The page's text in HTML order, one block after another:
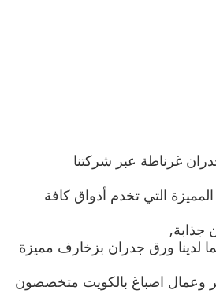
غرناطة عبر شركتنا
التي تخدم أذواق كافة
جذابة,
لدينا ورق جدران بزخارف مميزة
وعمال اصباغ بالكويت متخصصون